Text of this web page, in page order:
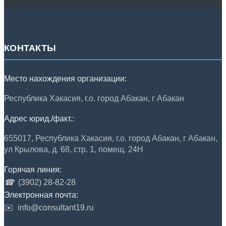
КОНТАКТЫ
Место нахождения организации:
Республика Хакасия, г.о. город Абакан, г Абакан
Адрес юрид./факт.:
655017, Республика Хакасия, г.о. город Абакан, г Абакан,
ул Крылова, д. 68, стр. 1, помещ. 24Н
Горячая линия:
☎ (3902) 28-82-28
Электронная почта:
✉️
info@consultant19.ru